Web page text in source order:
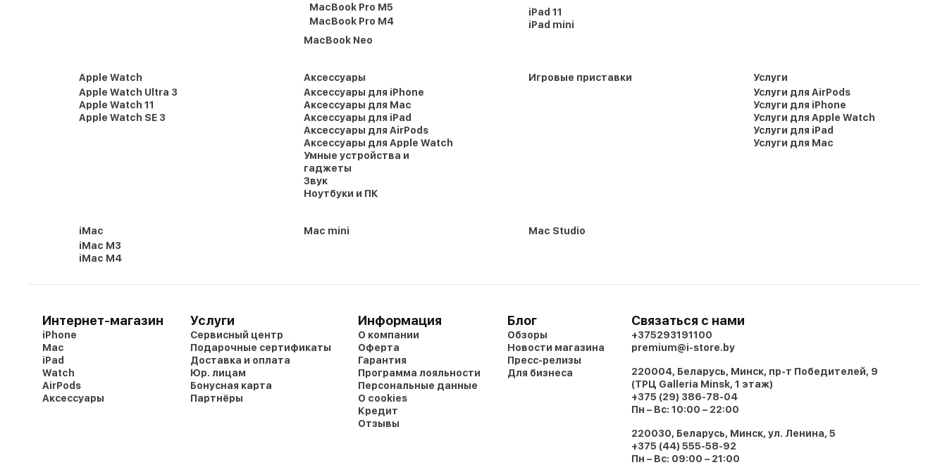
MacBook Pro M5
MacBook Pro M4
MacBook Neo
iPad 11
iPad mini
Apple Watch
Apple Watch Ultra 3
Apple Watch 11
Apple Watch SE 3
Аксессуары
Аксессуары для iPhone
Аксессуары для Mac
Аксессуары для iPad
Аксессуары для AirPods
Аксессуары для Apple Watch
Умные устройства и
гаджеты
Звук
Ноутбуки и ПК
Игровые приставки
Услуги
Услуги для AirPods
Услуги для iPhone
Услуги для Apple Watch
Услуги для iPad
Услуги для Mac
iMac
iMac M3
iMac M4
Mac mini Mac Studio
Интернет-магазин
iPhone
Mac
iPad
Watch
AirPods
Аксессуары
Услуги
Сервисный центр
Подарочные сертификаты
Доставка и оплата
Юр. лицам
Бонусная карта
Партнёры
Информация
О компании
Оферта
Гарантия
Программа лояльности
Персональные данные
О cookies
Кредит
Отзывы
Блог
Обзоры
Новости магазина
Пресс-релизы
Для бизнеса
Связаться с нами
+375293191100
premium@i-store.by
220004, Беларусь, Минск, пр-т Победителей, 9
(ТРЦ Galleria Minsk, 1 этаж)
+375 (29) 386-78-04
Пн – Вс: 10:00 – 22:00
220030, Беларусь, Минск, ул. Ленина, 5
+375 (44) 555-58-92
Пн – Вс: 09:00 – 21:00